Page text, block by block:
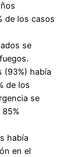
de los casos
se
(93%) había
de los
se
había
en el